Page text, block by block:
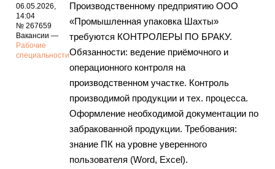
06.05.2026,
14:04
№ 267659
Вакансии —
Рабочие
специальности
Производственному предприятию ООО
«Промышленная упаковка Шахты»
требуются КОНТРОЛЕРЫ ПО БРАКУ.
Обязанности: ведение приёмочного и
операционного контроля на
производственном участке. Контроль
производимой продукции и тех. процесса.
Оформление необходимой документации по
забракованной продукции. Требования:
знание ПК на уровне уверенного
пользователя (Word, Excel).